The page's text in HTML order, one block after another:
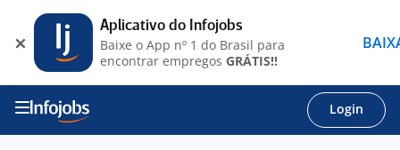
Login
Aplicativo do Infojobs
Baixe o App nº 1 do Brasil para
encontrar empregos GRÁTIS!!